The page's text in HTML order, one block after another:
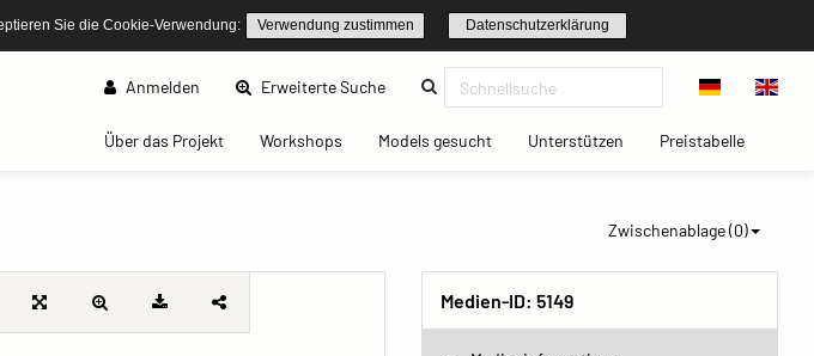
Sie die Cookie-Verwendung: Verwendung zustimmen Datenschutzerklärung
Anmelden Erweiterte Suche(current)
Über das Projekt(current)Workshops(current)Models gesucht(current)Unterstützen(current)Preistabelle(current)
Zwischenablage (0)
Medien-ID: 5149